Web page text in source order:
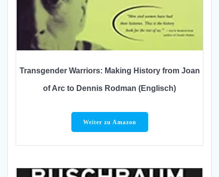
Transgender Warriors: Making History from Joan
of Arc to Dennis Rodman (Englisch)
Weiter zu Amazon